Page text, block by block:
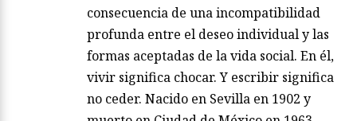
consecuencia de una incompatibilidad
profunda entre el deseo individual y las
formas aceptadas de la vida social. En él,
vivir significa chocar. Y escribir significa
no ceder. Nacido en Sevilla en 1902 y